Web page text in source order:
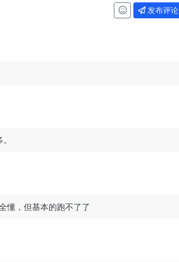
发布评论
懂，但基本的跑不了了